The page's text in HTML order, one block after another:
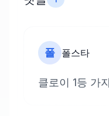
폴 폴스타
클로이 1등 가